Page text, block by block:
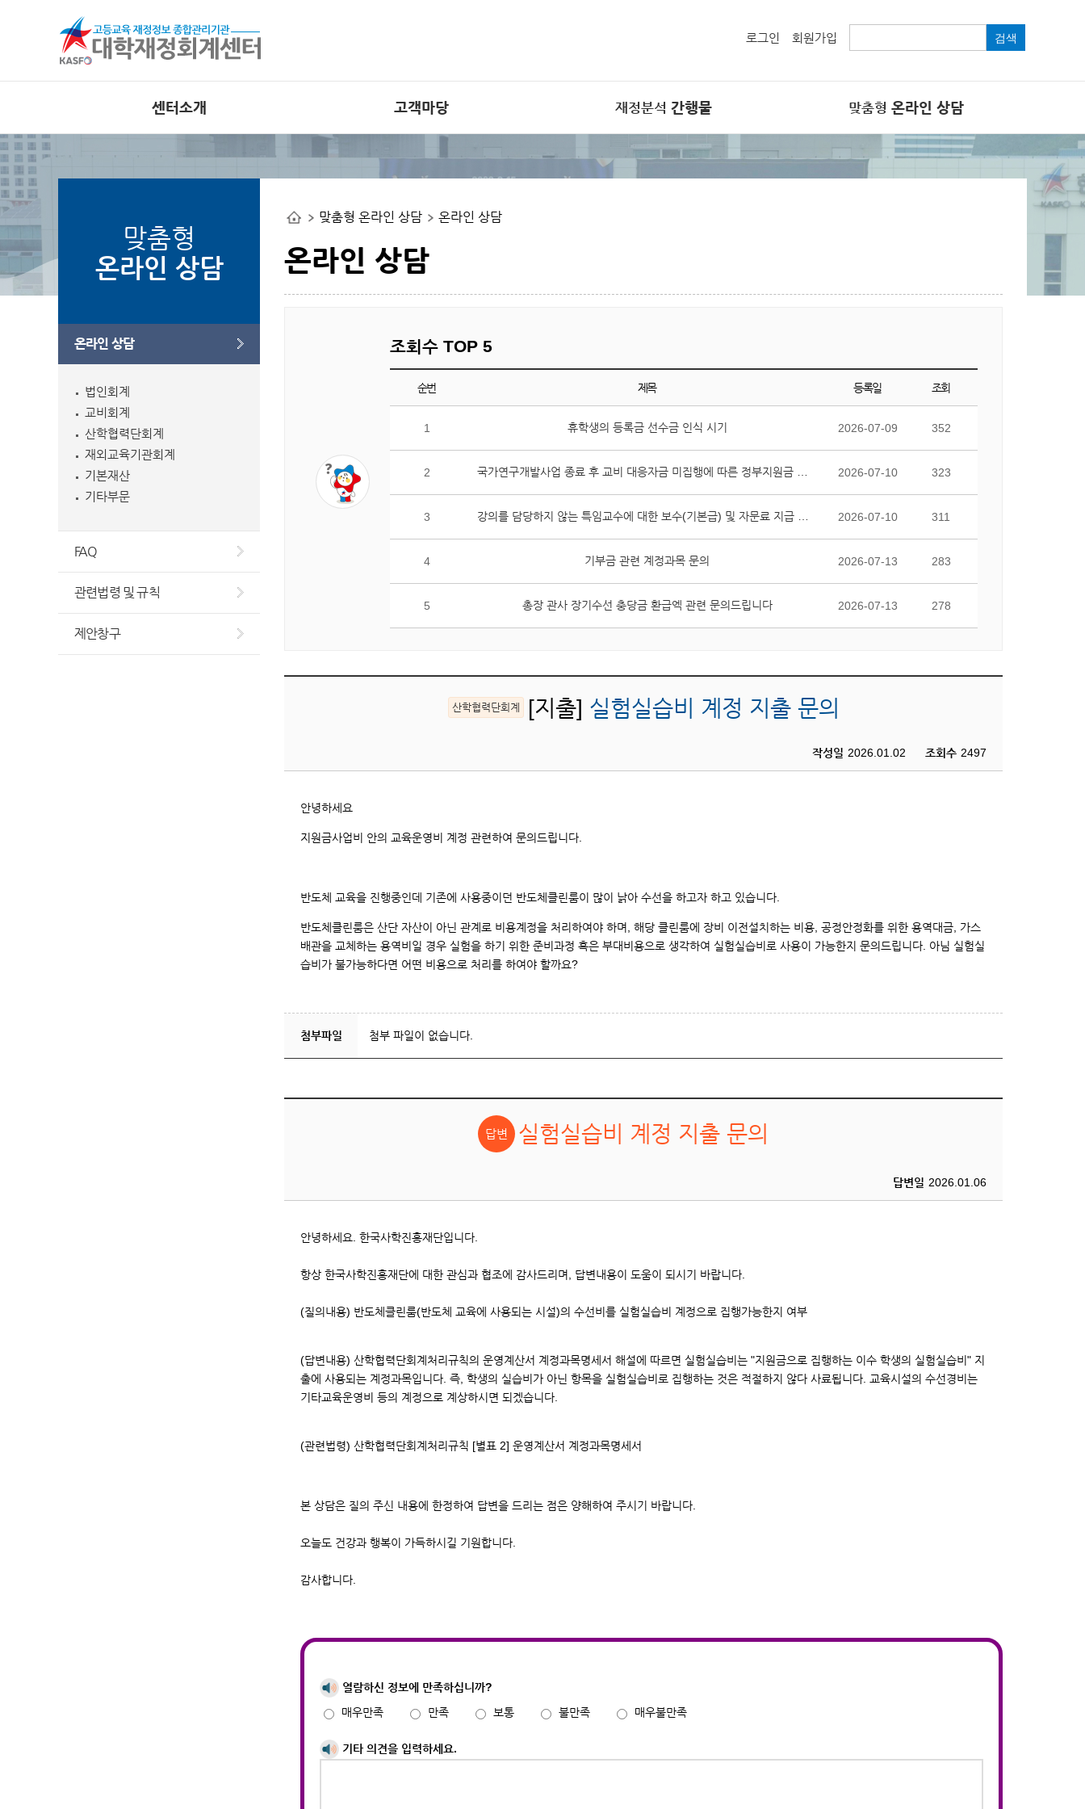
로그인 회원가입 검색
센터소개
비전
부서별 사업안내
오시는길
고객마당
공지사항
외부 대학재정
사업관련 자료
재정분석 간행물
재정분석 간행물
간행물 다운로드 게시판
맞춤형 온라인 상담
온라인 상담
FAQ
맞춤형
온라인 상담
온라인 상담
법인회계
교비회계
산학협력단회계
재외교육기관회계
기본재산
기타부문
FAQ
관련법령 및 규칙
제안창구
맞춤형 온라인 상담 온라인 상담
온라인 상담
조회수 TOP 5
판
개
니
목,
조
운
입
니
다.
순번 제목 등록일 조회
1 휴학생의 등록금 선수금 인식 시기 2026-07-09 352
2 2026-07-10 323
3 2026-07-10 311
4 기부금 관련 계정과목 문의 2026-07-13 283
5 총장 관사 장기수선 충당금 환급엑 관련 문의드립니다 2026-07-13 278
산학협력단회계 [지출] 실험실습비 계정 지출 문의
작성일 2026.01.02 조회수 2497
안녕하세요
지원금사업비 안의 교육운영비 계정 관련하여 문의드립니다.
반도체 교육을 진행중인데 기존에 사용중이던 반도체클린룸이 많이 낡아 수선을 하고자 하고 있습니다.
반도체클린룸은 산단 자산이 아닌 관계로 비용계정을 처리하여야 하며, 해당 클린룸에 장비 이전설치하는 비용, 공정안정화를 위한 용역대금, 가스
배관을 교체하는 용역비일 경우 실험을 하기 위한 준비과정 혹은 부대비용으로 생각하여 실험실습비로 사용이 가능한지 문의드립니다. 아님 실험실
습비가 불가능하다면 어떤 비용으로 처리를 하여야 할까요?
첨부파일 첨부 파일이 없습니다.
실험실습비 계정 지출 문의
답변일 2026.01.06
안녕하세요. 한국사학진흥재단입니다.
항상 한국사학진흥재단에 대한 관심과 협조에 감사드리며, 답변내용이 도움이 되시기 바랍니다.
(질의내용) 반도체클린룸(반도체 교육에 사용되는 시설)의 수선비를 실험실습비 계정으로 집행가능한지 여부
(답변내용) 산학협력단회계처리규칙의 운영계산서 계정과목명세서 해설에 따르면 실험실습비는 "지원금으로 집행하는 이수 학생의 실험실습비" 지
출에 사용되는 계정과목입니다. 즉, 학생의 실습비가 아닌 항목을 실험실습비로 집행하는 것은 적절하지 않다 사료됩니다. 교육시설의 수선경비는
기타교육운영비 등의 계정으로 계상하시면 되겠습니다.
(관련법령) 산학협력단회계처리규칙 [별표 2] 운영계산서 계정과목명세서
본 상담은 질의 주신 내용에 한정하여 답변을 드리는 점은 양해하여 주시기 바랍니다.
오늘도 건강과 행복이 가득하시길 기원합니다.
감사합니다.
열람하신 정보에 만족하십니까?
매우만족
만족 보통 불만족 매우불만족
기타 의견을 입력하세요.